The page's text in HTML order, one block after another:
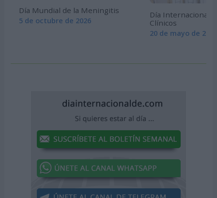
Día Mundial de la Meningitis
5 de octubre de 2026
Día Internacional
Clínicos
20 de mayo de 2026